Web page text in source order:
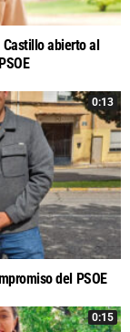
abierto al
0:13
del PSOE
0:15